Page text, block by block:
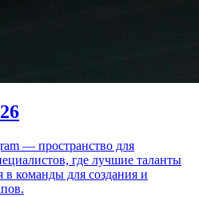
— пространство для
где лучшие таланты
в команды для создания и